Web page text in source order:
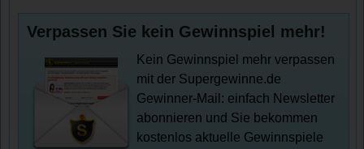
Verpassen Sie kein Gewinnspiel mehr!
Kein Gewinnspiel mehr verpassen
mit der Supergewinne.de
Gewinner-Mail: einfach Newsletter
abonnieren und Sie bekommen
kostenlos aktuelle Gewinnspiele